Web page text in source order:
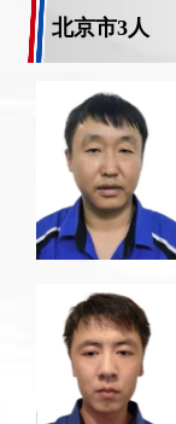
北京市3人